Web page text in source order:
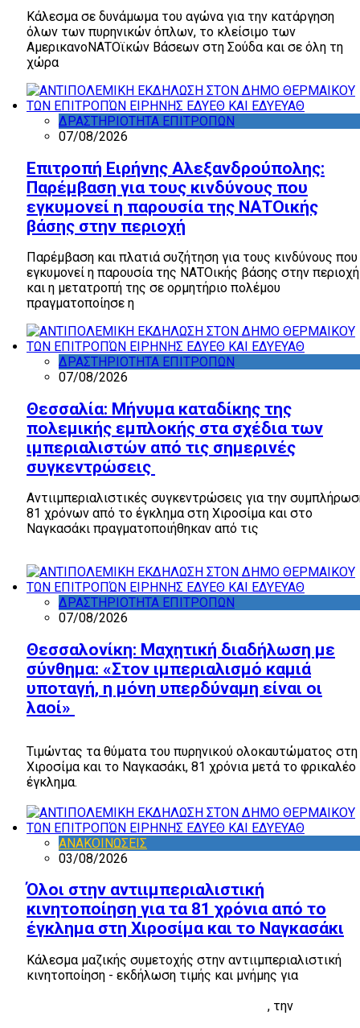
Κάλεσμα σε δυνάμωμα του αγώνα για την κατάργηση
όλων των πυρηνικών όπλων, το κλείσιμο των
ΑμερικανοΝΑΤΟϊκών Βάσεων στη Σούδα και σε όλη τη
χώρα
ΔΡΑΣΤΗΡΙΟΤΗΤΑ ΕΠΙΤΡΟΠΩΝ
07/08/2026
Επιτροπή Ειρήνης Αλεξανδρούπολης:
Παρέμβαση για τους κινδύνους που
εγκυμονεί η παρουσία της ΝΑΤΟικής
βάσης στην περιοχή
Παρέμβαση και πλατιά συζήτηση για τους κινδύνους που
εγκυμονεί η παρουσία της ΝΑΤΟικής βάσης στην περιοχή
και η μετατροπή της σε ορμητήριο πολέμου
πραγματοποίησε η
ΔΡΑΣΤΗΡΙΟΤΗΤΑ ΕΠΙΤΡΟΠΩΝ
07/08/2026
Θεσσαλία: Μήνυμα καταδίκης της
πολεμικής εμπλοκής στα σχέδια των
ιμπεριαλιστών από τις σημερινές
συγκεντρώσεις
Αντιιμπεριαλιστικές συγκεντρώσεις για την
81 χρόνων από το έγκλημα στη Χιροσίμα και στο
Ναγκασάκι πραγματοποιήθηκαν από τις
ΔΡΑΣΤΗΡΙΟΤΗΤΑ ΕΠΙΤΡΟΠΩΝ
07/08/2026
Θεσσαλονίκη: Μαχητική διαδήλωση με
σύνθημα: «Στον ιμπεριαλισμό καμιά
υποταγή, η μόνη υπερδύναμη είναι οι
λαοί»
Τιμώντας τα θύματα του πυρηνικού ολοκαυτώματος στη
Χιροσίμα και το Ναγκασάκι, 81 χρόνια μετά το φρικαλέο
έγκλημα.
ΑΝΑΚΟΙΝΩΣΕΙΣ
03/08/2026
Όλοι στην αντιιμπεριαλιστική
κινητοποίηση για τα 81 χρόνια από το
έγκλημα στη Χιροσίμα και το Ναγκασάκι
Κάλεσμα μαζικής συμετοχής στην αντιιμπεριαλιστική
κινητοποίηση - εκδήλωση τιμής και μνήμης για
, την